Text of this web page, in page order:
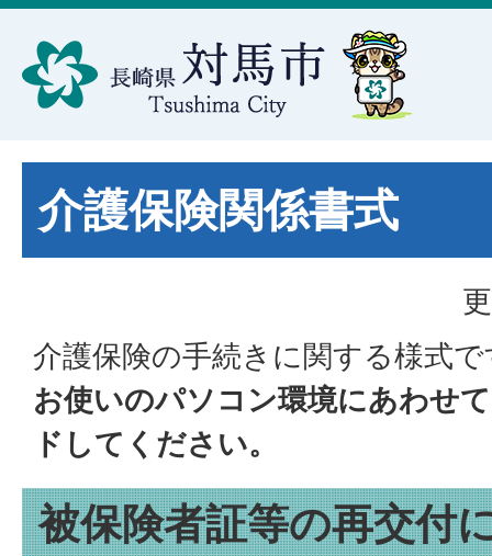
介護保険関係書式
介護保険の手続きに関する様式で
お使いのパソコン環境にあわせ
ドしてください。
被保険者証等の再交付